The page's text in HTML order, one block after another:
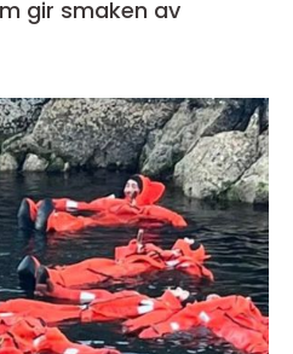
gir smaken av